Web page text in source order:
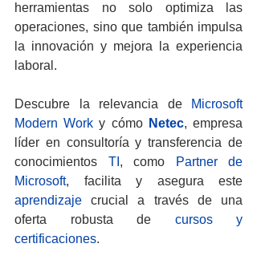
herramientas no solo optimiza las
operaciones, sino que también impulsa
la innovación y mejora la experiencia
laboral.
Descubre la relevancia de
Microsoft
Modern Work y cómo Netec, empresa
líder en consultoría y transferencia de
conocimientos TI , como
Partner de
Microsoft
aprendizaje crucial a través de una
oferta robusta de cursos y
certificaciones.